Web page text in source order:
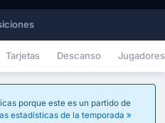
Tarjetas Descanso Jugadores
porque este es un partido de
estadísticas de la temporada